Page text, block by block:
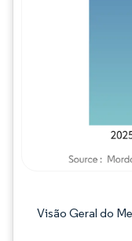
Visão Geral do